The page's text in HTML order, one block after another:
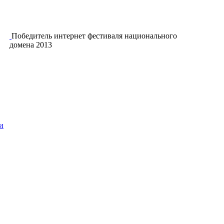
Победитель интернет фестиваля национального
домена 2013